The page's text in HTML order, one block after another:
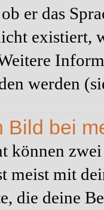
er das
existiert,
werden
Bild bei
können
meist mit
die deine